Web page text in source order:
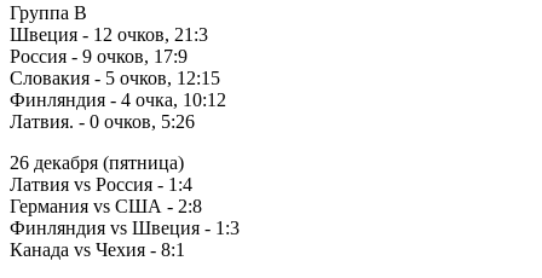
Группа В
Швеция - 12 очков, 21:3
Россия - 9 очков, 17:9
Словакия - 5 очков, 12:15
Финляндия - 4 очка, 10:12
Латвия. - 0 очков, 5:26
26 декабря (пятница)
Латвия vs Россия - 1:4
Германия vs США - 2:8
Финляндия vs Швеция - 1:3
Канада vs Чехия - 8:1